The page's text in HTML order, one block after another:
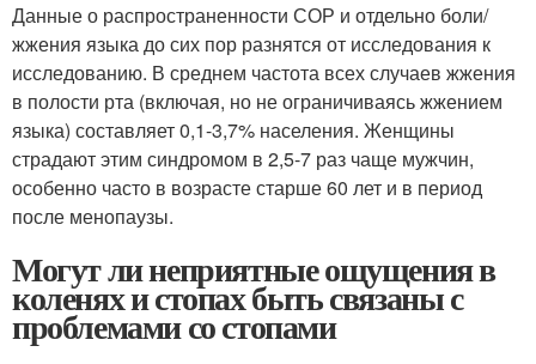
Данные о распространенности СОР и отдельно боли/
жжения языка до сих пор разнятся от исследования к
исследованию. В среднем частота всех случаев жжения
в полости рта (включая, но не ограничиваясь жжением
языка) составляет 0,1-3,7% населения. Женщины
страдают этим синдромом в 2,5-7 раз чаще мужчин,
особенно часто в возрасте старше 60 лет и в период
после менопаузы.
Могут ли неприятные ощущения в
коленях и стопах быть связаны с
проблемами со стопами